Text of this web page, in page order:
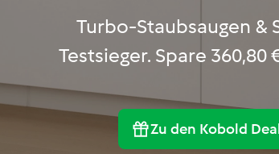
Turbo-Staubsaugen &
Testsieger. Spare 360,80
Zu den Kobold